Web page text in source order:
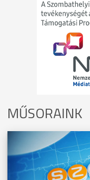
MŰSORAINK